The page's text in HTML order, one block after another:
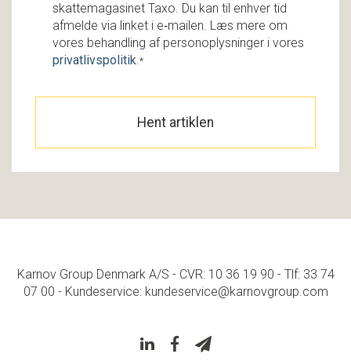
skattemagasinet Taxo. Du kan til enhver tid
afmelde via linket i e‑mailen. Læs mere om
vores behandling af personoplysninger i vores
privatlivspolitik.*
Karnov Group Denmark A/S - CVR: 10 36 19 90 - Tlf: 33 74
07 00 - Kundeservice: kundeservice@karnovgroup.com